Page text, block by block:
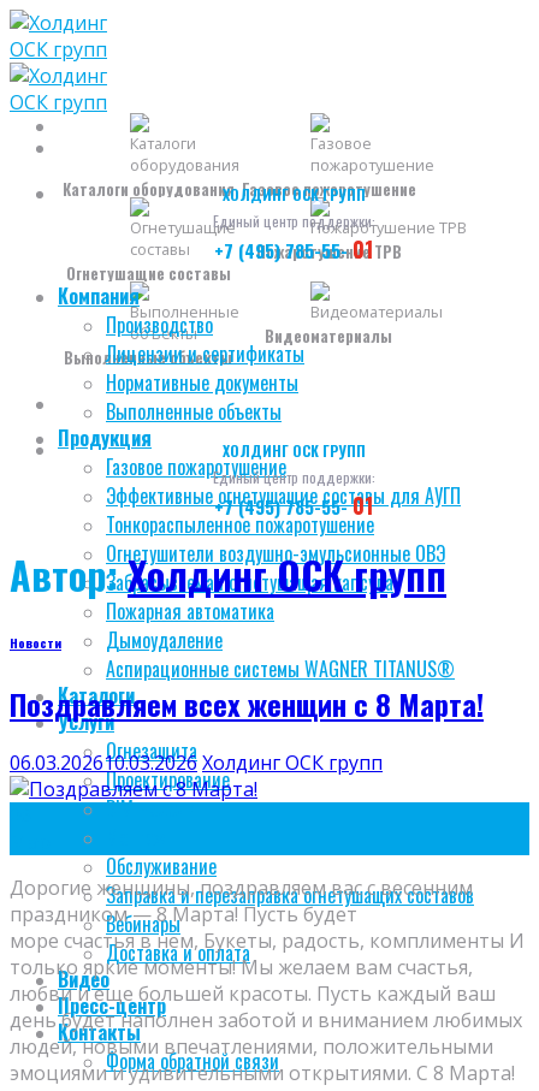
Skip
to
content
ХОЛДИНГ ОСК ГРУПП
Единый центр поддержки:
+7 (495) 785-55- 01
Компания
Производство
Лицензии и сертификаты
Нормативные документы
Выполненные объекты
Продукция
Газовое пожаротушение
Эффективные огнетушащие составы для АУГП
Тонкораспыленное пожаротушение
Огнетушители воздушно-эмульсионные ОВЭ
Забрасываемая огнетушащая капсула
Пожарная автоматика
Дымоудаление
Аспирационные системы WAGNER TITANUS®
Каталоги
Услуги
Огнезащита
Проектирование
BIM модели
Обслуживание
Заправка и перезаправка огнетушащих составов
Вебинары
Доставка и оплата
Видео
Пресс-центр
Контакты
Форма обратной связи
Каталоги оборудования Газовое пожаротушение
Огнетушащие составы
Пожаротушение ТРВ
Выполненные объекты
Видеоматериалы
ХОЛДИНГ ОСК ГРУПП
Единый центр поддержки:
+7 (495) 785-55-01
Автор:Холдинг ОСК групп
Новости
Поздравляем всех женщин с 8 Марта!
06.03.202610.03.2026Холдинг ОСК групп
Дорогие женщины, поздравляем вас с весенним
праздником — 8 Марта! Пусть будет
море счастья в нем, Букеты, радость, комплименты И
только яркие моменты! Мы желаем вам счастья,
любви и еще большей красоты. Пусть каждый ваш
день будет наполнен заботой и вниманием любимых
людей, новыми впечатлениями, положительными
эмоциями и удивительными открытиями. С 8 Марта!